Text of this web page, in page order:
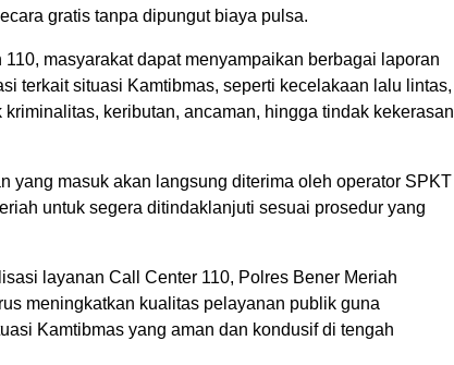
gratis tanpa dipungut biaya pulsa.
masyarakat dapat menyampaikan berbagai laporan
terkait situasi Kamtibmas, seperti kecelakaan lalu lintas,
kriminalitas, keributan, ancaman, hingga tindak kekerasan
yang masuk akan langsung diterima oleh operator SPKT
untuk segera ditindaklanjuti sesuai prosedur yang
layanan Call Center 110, Polres Bener Meriah
meningkatkan kualitas pelayanan publik guna
Kamtibmas yang aman dan kondusif di tengah